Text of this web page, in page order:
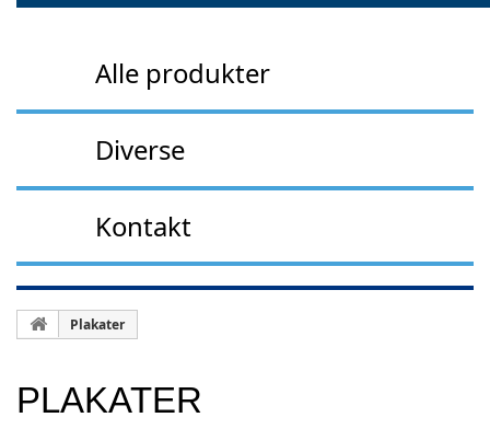
Alle produkter
Diverse
Kontakt
Plakater
PLAKATER